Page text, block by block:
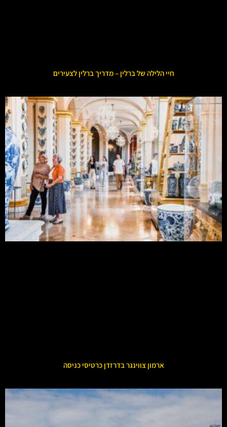
חיי הלילה של ברלין – מדריך ברלין לצעירים
ארמון צווינגר בדרזדן כרטיסי כניסה